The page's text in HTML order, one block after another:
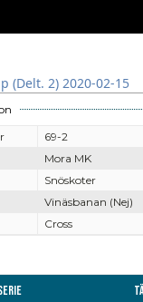
(Delt. 2) 2020-02-15
69-2
Mora MK
Snöskoter
Vinäsbanan (Nej)
Cross